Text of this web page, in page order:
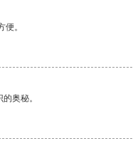
。
奥秘。